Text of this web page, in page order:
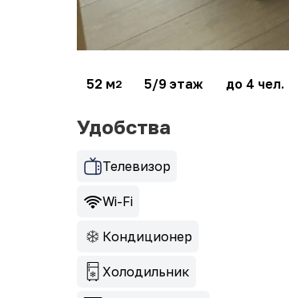
52 м2 5/9 этаж до 4 чел.
Удобства
Телевизор
Wi-Fi
Кондиционер
Холодильник